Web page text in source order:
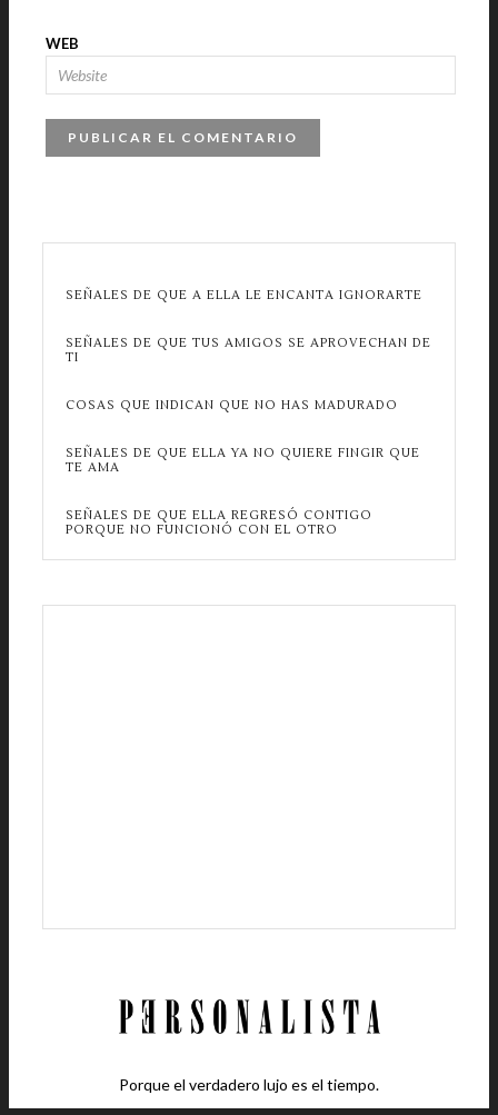
WEB
SEÑALES DE QUE A ELLA LE ENCANTA IGNORARTE
SEÑALES DE QUE TUS AMIGOS SE APROVECHAN DE
TI
COSAS QUE INDICAN QUE NO HAS MADURADO
SEÑALES DE QUE ELLA YA NO QUIERE FINGIR QUE
TE AMA
SEÑALES DE QUE ELLA REGRESÓ CONTIGO
PORQUE NO FUNCIONÓ CON EL OTRO
Porque el verdadero lujo es el tiempo.